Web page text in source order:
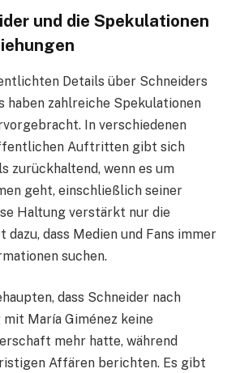
und die Spekulationen
Details über Schneiders
haben zahlreiche Spekulationen
In verschiedenen
Auftritten gibt sich
zurückhaltend, wenn es um
geht, einschließlich seiner
Haltung verstärkt nur die
dass Medien und Fans immer
suchen.
dass Schneider nach
María Giménez keine
mehr hatte, während
Affären berichten. Es gibt